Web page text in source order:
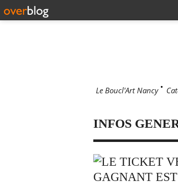
Le Boucl'Art Nancy >
INFOS